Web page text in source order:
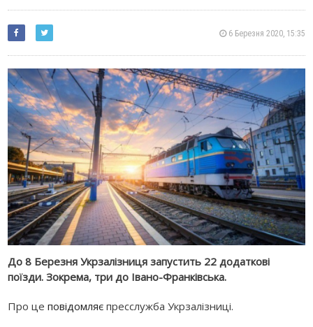
6 Березня 2020, 15:35
До 8 Березня Укрзалізниця запустить 22 додаткові
поїзди. Зокрема, три до Івано-Франківська.
Про цеповідомляє пресслужба Укрзалізниці.